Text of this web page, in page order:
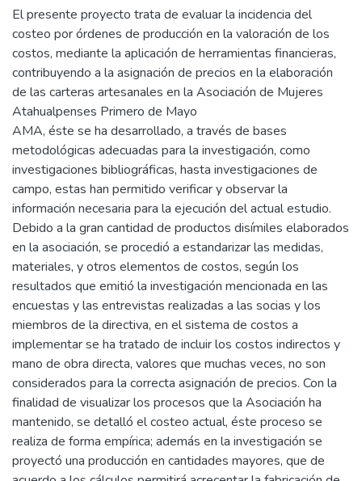
El presente proyecto trata de evaluar la incidencia del
costeo por órdenes de producción en la valoración de los
costos, mediante la aplicación de herramientas financieras,
contribuyendo a la asignación de precios en la elaboración
de las carteras artesanales en la Asociación de Mujeres
Atahualpenses Primero de Mayo
AMA, éste se ha desarrollado, a través de bases
metodológicas adecuadas para la investigación, como
investigaciones bibliográficas, hasta investigaciones de
campo, estas han permitido verificar y observar la
información necesaria para la ejecución del actual estudio.
Debido a la gran cantidad de productos disímiles elaborados
en la asociación, se procedió a estandarizar las medidas,
materiales, y otros elementos de costos, según los
resultados que emitió la investigación mencionada en las
encuestas y las entrevistas realizadas a las socias y los
miembros de la directiva, en el sistema de costos a
implementar se ha tratado de incluir los costos indirectos y
mano de obra directa, valores que muchas veces, no son
considerados para la correcta asignación de precios. Con la
finalidad de visualizar los procesos que la Asociación ha
mantenido, se detalló el costeo actual, éste proceso se
realiza de forma empírica; además en la investigación se
proyectó una producción en cantidades mayores, que de